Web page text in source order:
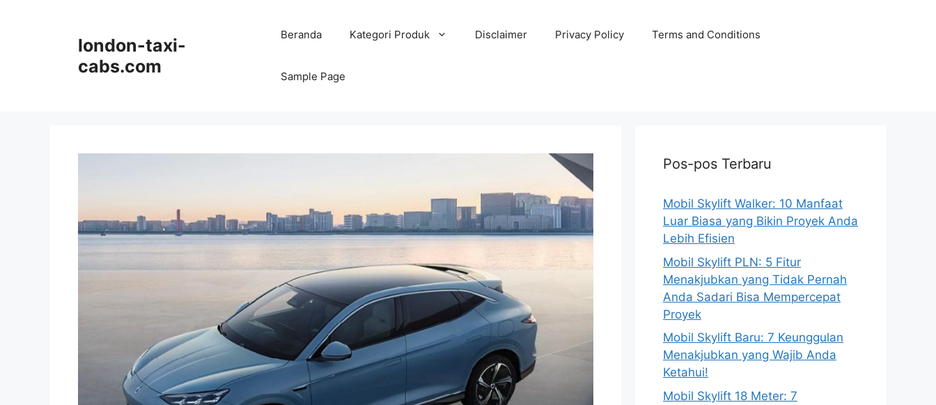
london-taxi-
cabs.com
Beranda Kategori Produk Disclaimer Privacy Policy Terms and Conditions
Sample Page
Pos-pos Terbaru
Mobil Skylift Walker: 10 Manfaat
Luar Biasa yang Bikin Proyek Anda
Lebih Efisien
Mobil Skylift PLN: 5 Fitur
Menakjubkan yang Tidak Pernah
Anda Sadari Bisa Mempercepat
Proyek
Mobil Skylift Baru: 7 Keunggulan
Menakjubkan yang Wajib Anda
Ketahui!
Mobil Skylift 18 Meter: 7